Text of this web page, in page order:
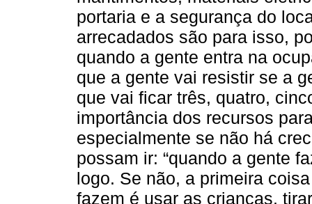
portaria e a segurança do
arrecadados são para isso,
quando a gente entra na
que a gente vai resistir se a
que vai ficar três, quatro,
importância dos recursos
especialmente se não há
possam ir: “quando a gente
logo. Se não, a primeira
fazem é usar as crianças,